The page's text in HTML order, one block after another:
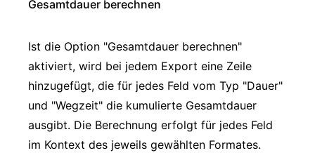
Gesamtdauer berechnen
Ist die Option "Gesamtdauer berechnen"
aktiviert, wird bei jedem Export eine Zeile
hinzugefügt, die für jedes Feld vom Typ "Dauer"
und "Wegzeit" die kumulierte Gesamtdauer
ausgibt. Die Berechnung erfolgt für jedes Feld
im Kontext des jeweils gewählten Formates.